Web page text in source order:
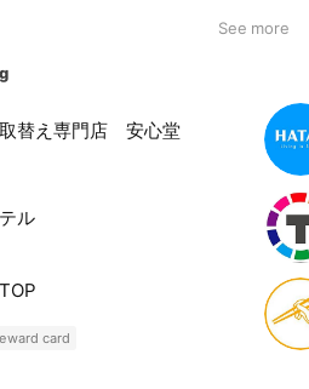
See more
替え専門店 安心堂
ル
card